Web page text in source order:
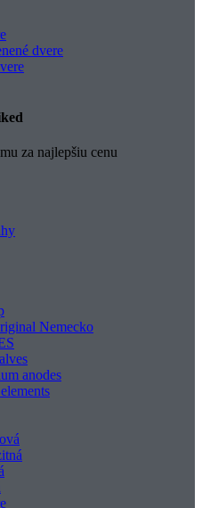
dvere
za najlepšiu cenu
Nemecko
anodes